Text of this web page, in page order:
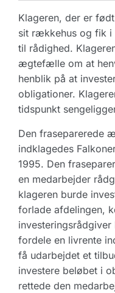
Klageren, der er
sit rækkehus og fik i
til rådighed.
ægtefælle om at
henblik på at
obligationer.
tidspunkt
Den fraseparerede
indklagedes
1995. Den
en medarbejder
klageren burde
forlade afdelingen,
fordele en livrente
få udarbejdet et
investere beløbet i
rettede den